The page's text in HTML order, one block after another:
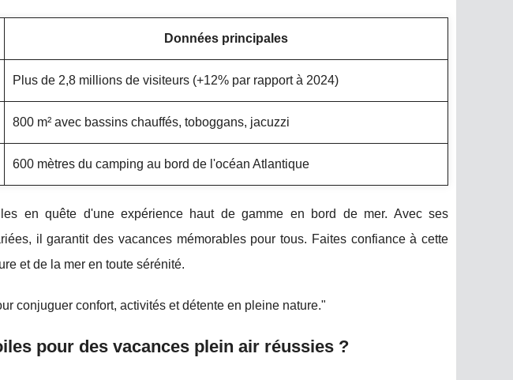
Données principales
Plus de 2,8 millions de visiteurs (+12% par rapport à 2024)
800 m² avec bassins chauffés, toboggans, jacuzzi
600 mètres du camping au bord de l'océan Atlantique
en quête d'une expérience haut de gamme en bord de mer. Avec ses
il garantit des vacances mémorables pour tous. Faites confiance à cette
et de la mer en toute sérénité.
conjuguer confort, activités et détente en pleine nature."
pour des vacances plein air réussies ?